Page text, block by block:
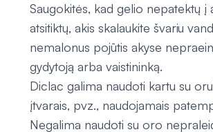
Saugokitės, kad gelio nepatektų į
atsitiktų, akis skalaukite švariu
nemalonus pojūtis akyse
gydytoją arba vaistininką.
Diclac galima naudoti kartu su
įtvarais, pvz., naudojamais
Negalima naudoti su oro